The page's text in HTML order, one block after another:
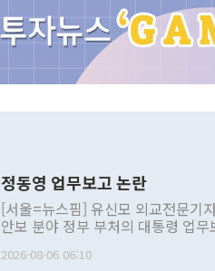
정동영 업무보고 논란
[서울=뉴스핌] 유신모 외교전문기
안보 분야 정부 부처의 대통령 업
발언 중에는 정부 내 조율을 거치지
2026-08-06 06:10